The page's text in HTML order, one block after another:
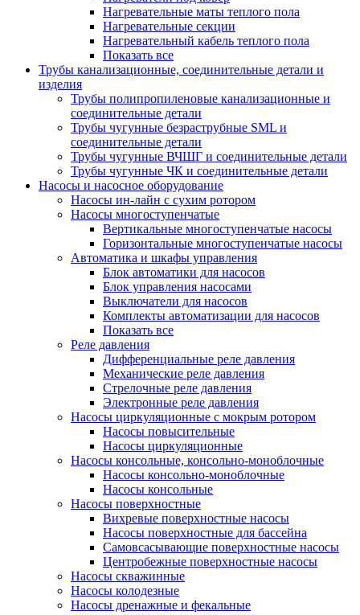
Нагревательные маты теплого пола
Нагревательные секции
Нагревательный кабель теплого пола
Показать все
Трубы канализационные, соединительные детали и
изделия
Трубы полипропиленовые канализационные и
соединительные детали
Трубы чугунные безраструбные SML и
соединительные детали
Трубы чугунные ВЧШГ и соединительные детали
Трубы чугунные ЧК и соединительные детали
Насосы и насосное оборудование
Насосы ин-лайн с сухим ротором
Насосы многоступенчатые
Вертикальные многоступенчатые насосы
Горизонтальные многоступенчатые насосы
Автоматика и шкафы управления
Блок автоматики для насосов
Блок управления насосами
Выключатели для насосов
Комплекты автоматизации для насосов
Показать все
Реле давления
Дифференциальные реле давления
Механические реле давления
Стрелочные реле давления
Электронные реле давления
Насосы циркуляционные с мокрым ротором
Насосы повысительные
Насосы циркуляционные
Насосы консольные, консольно-моноблочные
Насосы консольно-моноблочные
Насосы консольные
Насосы поверхностные
Вихревые поверхностные насосы
Насосы поверхностные для бассейна
Самовсасывающие поверхностные насосы
Центробежные поверхностные насосы
Насосы скважинные
Насосы колодезные
Насосы дренажные и фекальные